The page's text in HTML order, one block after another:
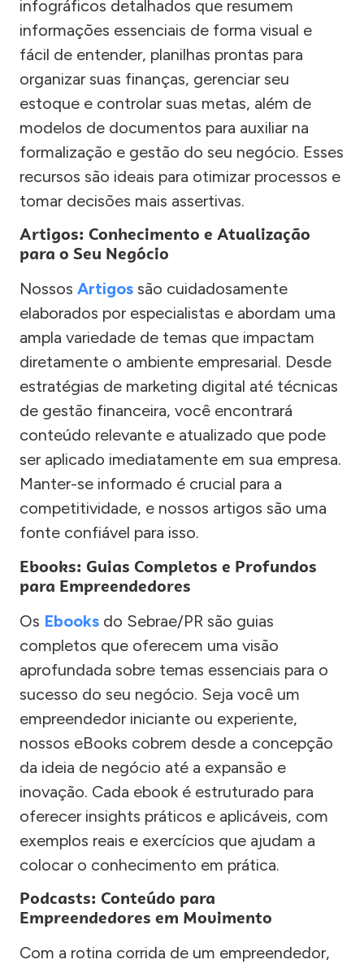
infográficos detalhados que resumem
informações essenciais de forma visual e
fácil de entender, planilhas prontas para
organizar suas finanças, gerenciar seu
estoque e controlar suas metas, além de
modelos de documentos para auxiliar na
formalização e gestão do seu negócio. Esses
recursos são ideais para otimizar processos e
tomar decisões mais assertivas.
Artigos: Conhecimento e Atualização
para o Seu Negócio
Nossos Artigos são cuidadosamente
elaborados por especialistas e abordam uma
ampla variedade de temas que impactam
diretamente o ambiente empresarial. Desde
estratégias de marketing digital até técnicas
de gestão financeira, você encontrará
conteúdo relevante e atualizado que pode
ser aplicado imediatamente em sua empresa.
Manter-se informado é crucial para a
competitividade, e nossos artigos são uma
fonte confiável para isso.
Ebooks: Guias Completos e Profundos
para Empreendedores
Os Ebooks do Sebrae/PR são guias
completos que oferecem uma visão
aprofundada sobre temas essenciais para o
sucesso do seu negócio. Seja você um
empreendedor iniciante ou experiente,
nossos eBooks cobrem desde a concepção
da ideia de negócio até a expansão e
inovação. Cada ebook é estruturado para
oferecer insights práticos e aplicáveis, com
exemplos reais e exercícios que ajudam a
colocar o conhecimento em prática.
Podcasts: Conteúdo para
Empreendedores em Movimento
Com a rotina corrida de um empreendedor,